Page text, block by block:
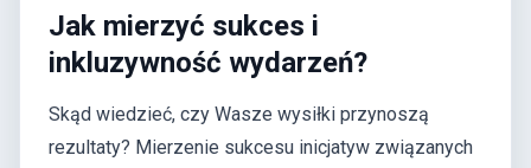
Jak mierzyć sukces i
inkluzywność wydarzeń?
Skąd wiedzieć, czy Wasze wysiłki przynoszą
rezultaty? Mierzenie sukcesu inicjatyw związanych